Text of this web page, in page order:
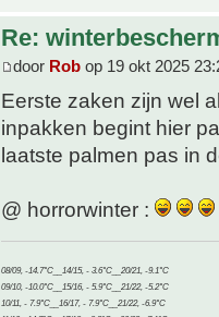
Re:
door Rob op 19 okt 2025
Eerste zaken zijn wel
inpakken begint hier
laatste palmen pas in
@ horrorwinter :
08/09, -14.7°C__14/15, - 3.6°C__20/21, -9.1°C
09/10, -10.0°C__15/16, - 5.9°C__21/22, -5.2°C
10/11, - 7.9°C__16/17, - 7.9°C__21/22, -6.9°C